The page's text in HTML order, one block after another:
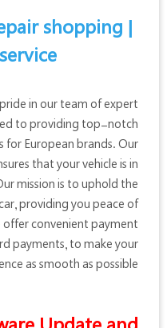
shopping |
in our team of expert
to providing top-notch
for European brands. Our
that your vehicle is in
mission is to uphold the
providing you peace of
convenient payment
payments, to make your
as smooth as possible.